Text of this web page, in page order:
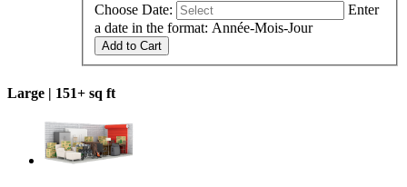
Choose Date:
Enter
a date in the format: Année-Mois-Jour
Add to Cart
Large | 151+ sq ft